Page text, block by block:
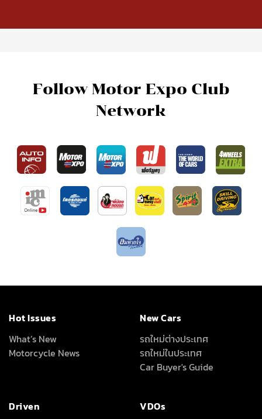
Follow Motor Expo Club
Network
Hot Issues
What’s New
Motorcycle News
New Cars
รถใหม่ต่างประเทศ
รถใหม่ในประเทศ
Car Buyer's Guide
Driven
VDOs